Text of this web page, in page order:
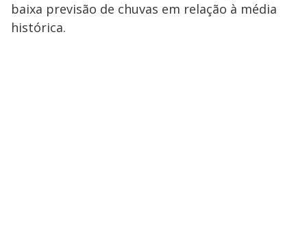
baixa previsão de chuvas em relação à média
histórica.